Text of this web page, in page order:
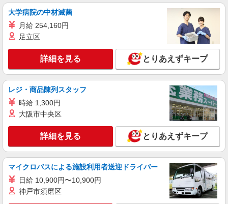
大学病院の中材滅菌
月給 254,160円
足立区
詳細を見る とりあえずキープ
レジ・商品陳列スタッフ
時給 1,300円
大阪市中央区
詳細を見る とりあえずキープ
マイクロバスによる施設利用者送迎ドライバー
日給 10,900円〜10,900円
神戸市須磨区